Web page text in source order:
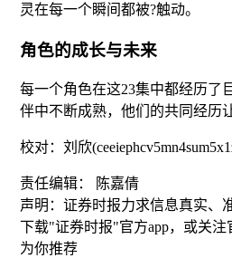
灵在每一个瞬间都被?触动。
角色的成长与未来
每一个角色在这23集中都经历了
伴中不断成熟，他们的共同经历
校对：刘欣
责任编辑： 陈嘉倩
声明：证券时报力求信息真实、
下载"证券时报"官方app，或关
为你推荐